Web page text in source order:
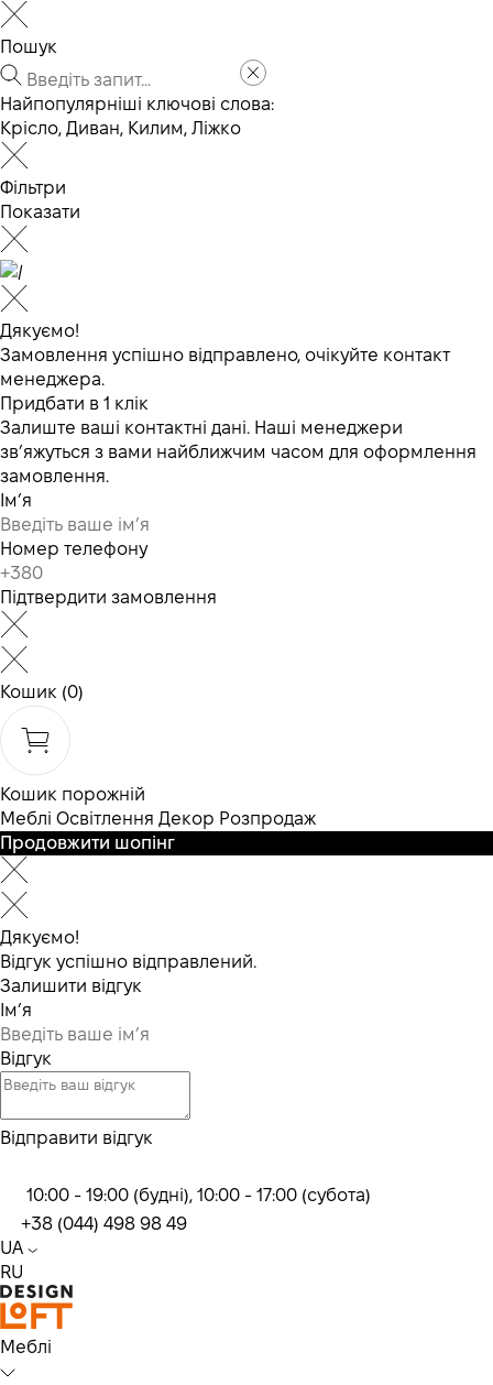
Пошук
Найпопулярніші ключові слова:
Крісло, Диван, Килим, Ліжко
Фільтри
Показати
Дякуємо!
Замовлення успішно відправлено, очікуйте контакт
менеджера.
Придбати в 1 клік
Залиште ваші контактні дані. Наші менеджери
зв’яжуться з вами найближчим часом для оформлення
замовлення.
Ім’я
Номер телефону
Підтвердити замовлення
Кошик (0)
Кошик порожній
Меблі Освітлення Декор Розпродаж
Продовжити шопінг
Дякуємо!
Відгук успішно відправлений.
Залишити відгук
Ім’я
Відгук
Відправити відгук
10:00 - 19:00 (будні), 10:00 - 17:00 (субота)
+38 (044) 498 98 49
UA
RU
Меблі